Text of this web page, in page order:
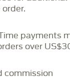
payments
over
commission